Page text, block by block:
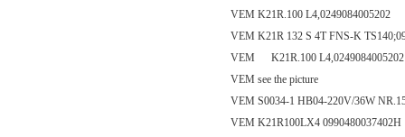
VEM K21R.100 L4,0249084005202
VEM K21R 132 S 4T FNS-K
VEM K21R.100 L4,0249084005202
VEM see the picture
VEM S0034-1 HB04-220V/36W
VEM K21R100LX4 0990480037402H